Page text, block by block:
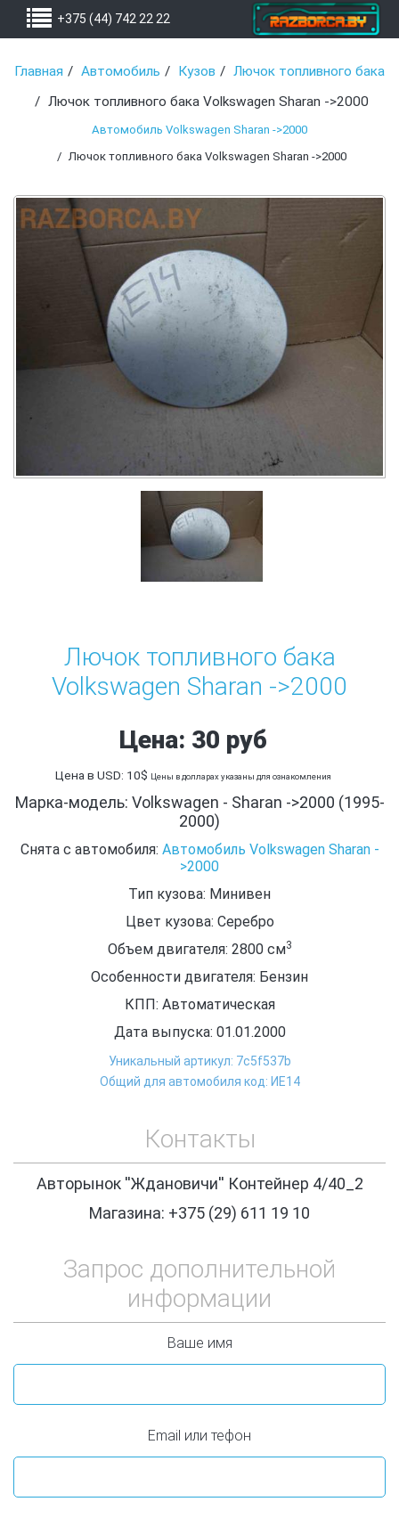
+375 (44) 742 22 22
Главная Автомобиль Кузов
Лючок топливного бака
Лючок топливного бака Volkswagen Sharan ->2000
Автомобиль Volkswagen Sharan ->2000
Лючок топливного бака Volkswagen Sharan ->2000
Лючок топливного бака
Volkswagen Sharan ->2000
Цена: 30 руб
Цена в USD: 10$ Цены в долларах указаны для ознакомления
Марка-модель: Volkswagen - Sharan ->2000 (1995-
2000)
Снята с автомобиля: Автомобиль Volkswagen Sharan -
>2000
Тип кузова: Минивен
Цвет кузова: Серебро
Объем двигателя: 2800 см3
Особенности двигателя: Бензин
КПП: Автоматическая
Дата выпуска: 01.01.2000
Уникальный артикул: 7c5f537b
Общий для автомобиля код: ИЕ14
Контакты
Авторынок ''Ждановичи'' Контейнер 4/40_2
Магазина: +375 (29) 611 19 10
Запрос дополнительной
информации
Ваше имя
Email или тефон